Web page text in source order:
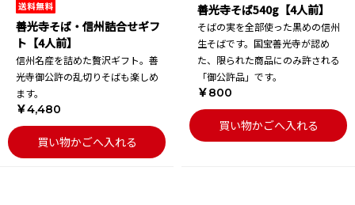
善光寺そば・信州詰合せギフ
ト【4人前】
信州名産を詰めた贅沢ギフト。善
光寺御公許の乱切りそばも楽しめ
ます。
￥4,480
買い物かごへ入れる
善光寺そば540g【4人前】
そばの実を全部使った黒めの信州
生そばです。国宝善光寺が認め
た、限られた商品にのみ許される
「御公許品」です。
￥800
買い物かごへ入れる